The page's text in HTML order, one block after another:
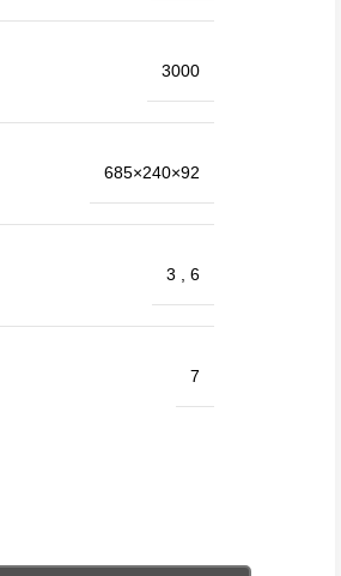
3000
685×240×92
3 ,6
7